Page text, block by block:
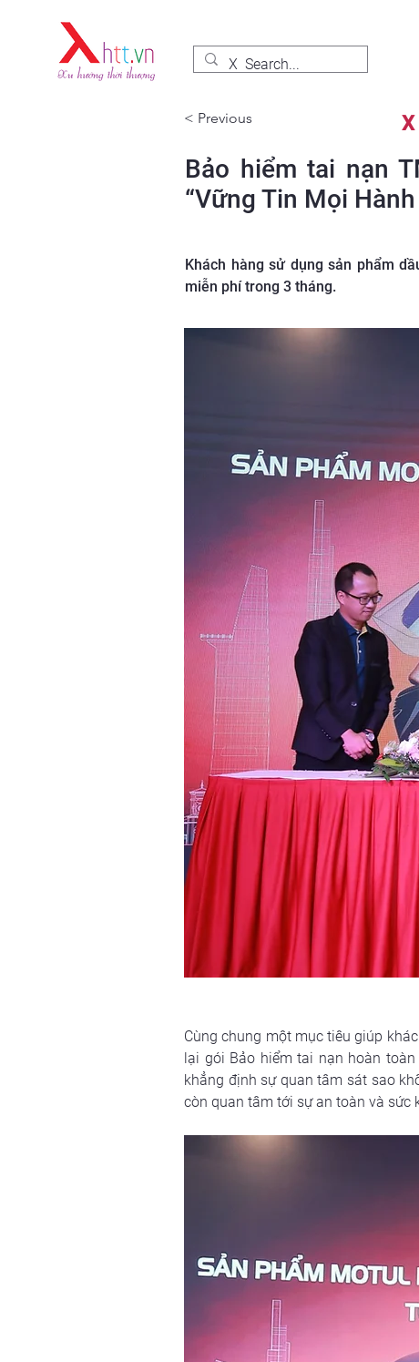
< Previous X
Bảo hiểm tai nạn
“Vững Tin Mọi Hành
Khách hàng sử dụng sản phẩm
miễn phí trong 3 tháng.
Cùng chung một mục tiêu giúp
lại gói Bảo hiểm tai nạn hoàn
khẳng định sự quan tâm sát sao
còn quan tâm tới sự an toàn và sức